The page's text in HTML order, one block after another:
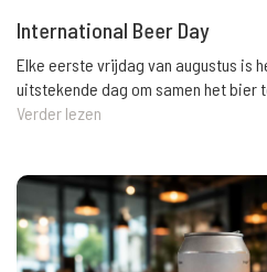
International Beer Day
Elke eerste vrijdag van augustus is
uitstekende dag om samen het bier
Verder lezen